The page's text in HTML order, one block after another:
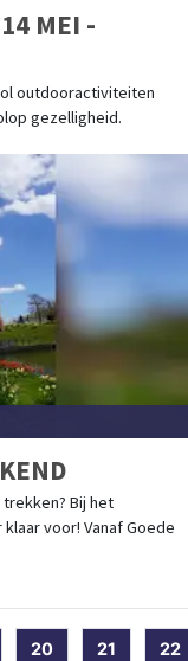
MEI -
outdooractiviteiten
gezelligheid.
trekken? Bij het
voor! Vanaf Goede
20 21 22